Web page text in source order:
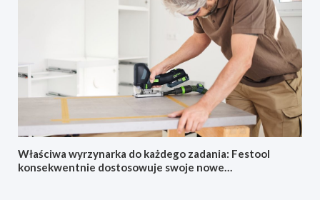
Właściwa wyrzynarka do każdego zadania: Festool
konsekwentnie dostosowuje swoje nowe